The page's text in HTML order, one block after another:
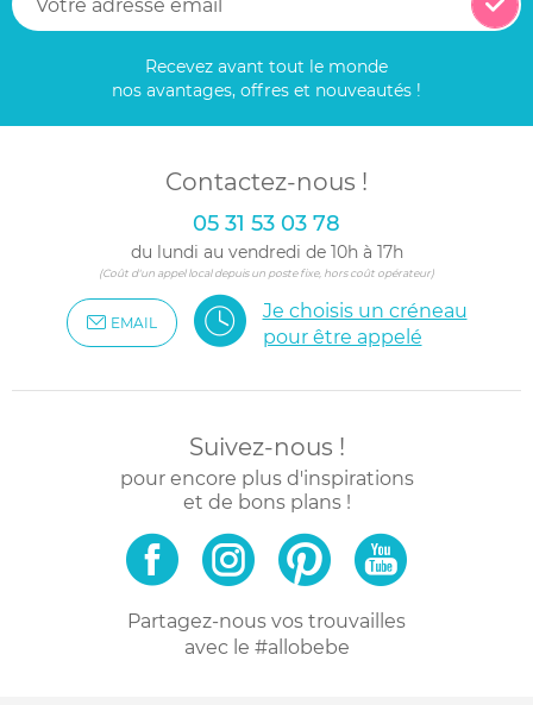
Recevez avant tout le monde
nos avantages, offres et nouveautés !
Contactez-nous !
05 31 53 03 78
du lundi au vendredi de 10h à 17h
(Coût d'un appel local depuis un poste fixe, hors coût opérateur)
EMAIL
Je choisis un créneau
pour être appelé
Suivez-nous !
pour encore plus d'inspirations
et de bons plans !
Partagez-nous vos trouvailles
avec le #allobebe